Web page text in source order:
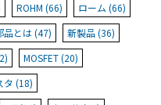
ROHM (66)
ローム (66)
品とは (47)
新製品 (36)
MOSFET (20)
タ (18)